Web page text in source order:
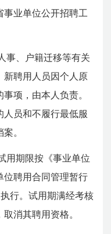
业单位公开招聘工
事、户籍迁移等有关
新聘用人员因个人原
项，由本人负责。
人员和不履行最低服
。
用期限按《事业单位
位聘用合同管理暂行
行。试用期满经考核
消其聘用资格。